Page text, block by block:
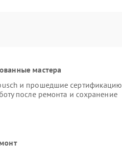
мастера
и прошедшие сертификацию
после ремонта и сохранение